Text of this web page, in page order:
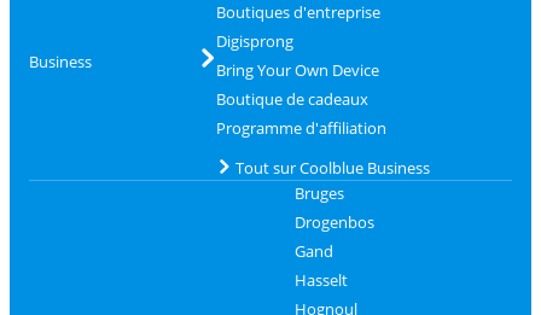
Business
Boutiques d'entreprise
Digisprong
Bring Your Own Device
Boutique de cadeaux
Programme d'affiliation
Tout sur Coolblue Business
Bruges
Drogenbos
Gand
Hasselt
Hognoul